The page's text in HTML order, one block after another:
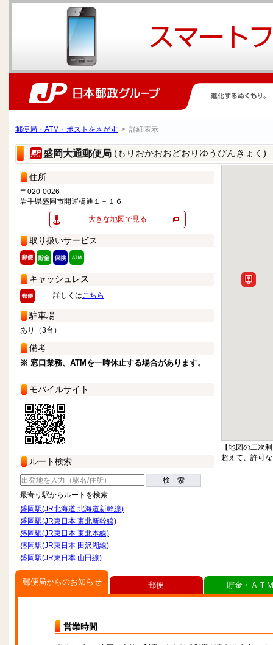
郵便局・ATM・ポストをさがす > 詳細表示
盛岡大通郵便局 (もりおかおおどおりゆうびんきょく)
住所
〒020-0026
岩手県盛岡市開運橋通１－１６
大きな地図で見る
取り扱いサービス
キャッシュレス
詳しくはこちら
駐車場
あり（3台）
備考
※ 窓口業務、ATMを一時休止する場合があります。
モバイルサイト
ルート検索
検 索
最寄り駅からルートを検索
盛岡駅(JR北海道 北海道新幹線)
盛岡駅(JR東日本 東北新幹線)
盛岡駅(JR東日本 東北本線)
盛岡駅(JR東日本 田沢湖線)
盛岡駅(JR東日本 山田線)
【地図の二次
超えて、許可
郵便局からのお知らせ
営業時間
郵便 貯金・ＡＴ